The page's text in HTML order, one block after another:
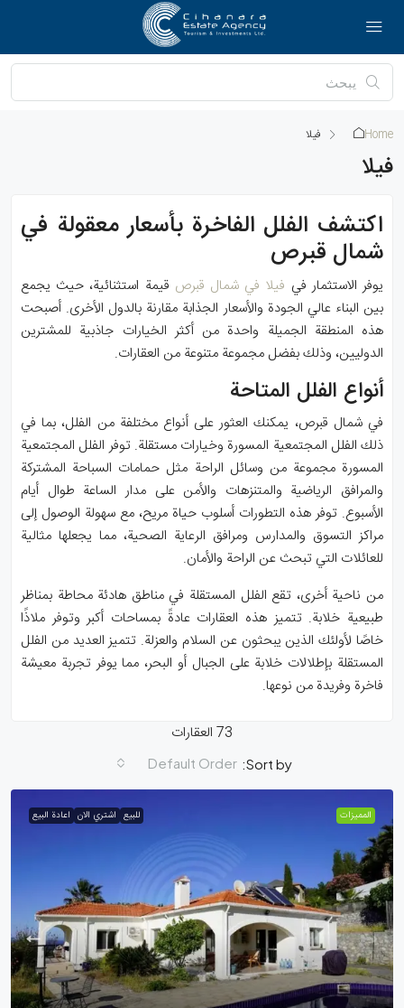
Home فيلا
فيلا
اكتشف الفلل الفاخرة بأسعار معقولة في
شمال قبرص
يوفر الاستثمار في فيلا في شمال قبرص قيمة استثنائية، حيث يجمع
بين البناء عالي الجودة والأسعار الجذابة مقارنة بالدول الأخرى. أصبحت
هذه المنطقة الجميلة واحدة من أكثر الخيارات جاذبية للمشترين
الدوليين، وذلك بفضل مجموعة متنوعة من العقارات.
أنواع الفلل المتاحة
في شمال قبرص، يمكنك العثور على أنواع مختلفة من الفلل، بما في
ذلك الفلل المجتمعية المسورة وخيارات مستقلة. توفر الفلل المجتمعية
المسورة مجموعة من وسائل الراحة مثل حمامات السباحة المشتركة
والمرافق الرياضية والمتنزهات والأمن على مدار الساعة طوال أيام
الأسبوع. توفر هذه التطورات أسلوب حياة مريح، مع سهولة الوصول إلى
مراكز التسوق والمدارس ومرافق الرعاية الصحية، مما يجعلها مثالية
للعائلات التي تبحث عن الراحة والأمان.
من ناحية أخرى، تقع الفلل المستقلة في مناطق هادئة محاطة بمناظر
طبيعية خلابة. تتميز هذه العقارات عادةً بمساحات أكبر وتوفر ملاذًا
خاصًا لأولئك الذين يبحثون عن السلام والعزلة. تتميز العديد من الفلل
المستقلة بإطلالات خلابة على الجبال أو البحر، مما يوفر تجربة معيشة
فاخرة وفريدة من نوعها.
73 العقارات
Sort by:
Default Order
الممیزات للبيع اشتري الان اعادة البيع